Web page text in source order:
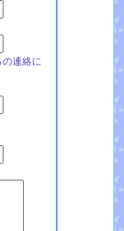
の連絡に